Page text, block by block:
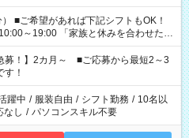
！
族と休みを合わせた
の準備がしたい」 「できれば残業はし
てくださいね。 ※Wワーク希望
希望する勤務時間と、もう1つのお仕事
時間を超える場合は応募できません。
募！】2カ月～ ■ご応募から最短2～3
！
躍中 / 服装自由 / シフト勤務 / 10名以
なし / パソコンスキル不要